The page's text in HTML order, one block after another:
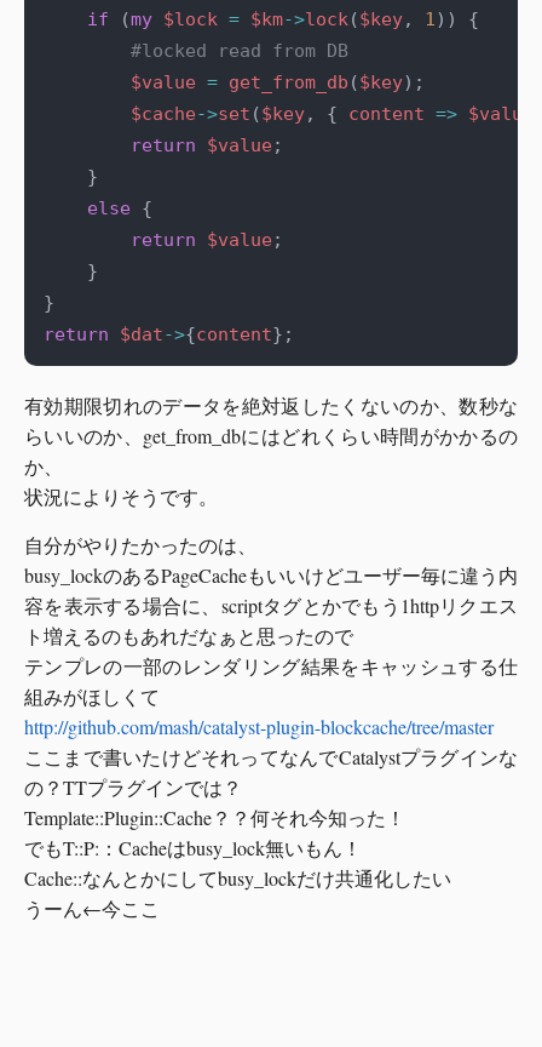
if (my $lock = $km->lock($key, 1
#locked read from DB
$value = get_from_db ($key
$cache->set ($key, { content => $value
return
$value
else
return
$value
return
$dat->{content
有効期限切れのデータを絶対返したくないのか、数秒な
らいいのか、get_from_dbにはどれくらい時間がかかるの
か、
状況によりそうです。
自分がやりたかったのは、
busy_lockのあるPageCacheもいいけどユーザー毎に違う内
容を表示する場合に、scriptタグとかでもう1httpリクエス
ト増えるのもあれだなぁと思ったので
テンプレの一部のレンダリング結果をキャッシュする仕
組みがほしくて
http://github.com/mash/catalyst-plugin-blockcache/tree/master
ここまで書いたけどそれってなんでCatalystプラグインな
の？TTプラグインでは？
Template::Plugin::Cache？？何それ今知った！
でもT::P:：Cacheはbusy_lock無いもん！
Cache::なんとかにしてbusy_lockだけ共通化したい
うーん←今ここ